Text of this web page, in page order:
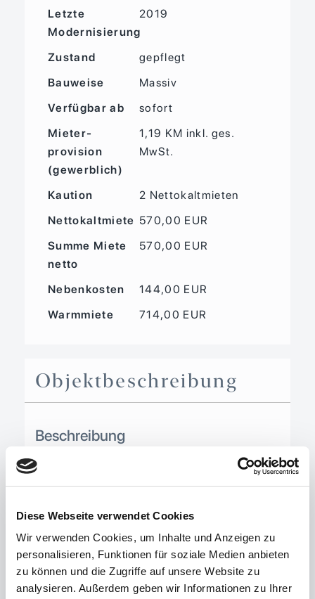
Diese Webseite verwendet Cookies
Wir verwenden Cookies, um Inhalte und Anzeigen zu
personalisieren, Funktionen für soziale Medien anbieten
zu können und die Zugriffe auf unsere Website zu
analysieren. Außerdem geben wir Informationen zu Ihrer
Letzte
Modernisierung
2019
Zustand
gepflegt
Bauweise
Massiv
Verfügbar ab
sofort
Mieter­
provision
(gewerblich)
1,19 KM inkl. ges.
MwSt.
Kaution
2 Nettokaltmieten
Nettokaltmiete 570,00 EUR
Summe Miete
netto
570,00 EUR
Nebenkosten
144,00 EUR
Warmmiete
714,00 EUR
Objekt­beschreibung
Beschreibung
Die angebotene Fläche befindet sich in
Porzellanfabrik genutzt wurde. In den
Jahren 2019 bis 2023 ist die Liegenschaft
umfangreich saniert worden, wobei die
Flächen an Gewerbetreibende
verschiedenster Branchen vermietet sind.